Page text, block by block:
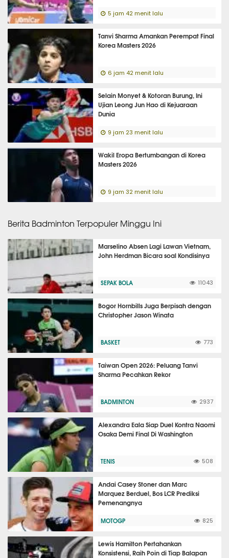
5 jam 42 menit lalu
Tanvi Sharma Amankan Perempat Final
Korea Masters 2026
6 jam 42 menit lalu
Selain Monyet & Kotoran Burung, Ini
Ujian Leong Jun Hao di Kejuaraan
Dunia
9 jam 23 menit lalu
Wakil Eropa Bertumbangan di Korea
Masters 2026
9 jam 32 menit lalu
Berita Badminton Terpopuler Minggu Ini
Marselino Absen Lagi Lawan Vietnam,
John Herdman Bicara soal Kondisinya
SEPAK BOLA 11043
Bogor Hornbills Juga Berpisah dengan
Christopher Jason Winata
BASKET 773
Taiwan Open 2026: Peluang Tanvi
Sharma Pecahkan Rekor
BADMINTON 2937
Alexandra Eala Siap Duel Kontra Naomi
Osaka Demi Final Di Washington
TENIS 508
Andai Casey Stoner dan Marc
Marquez Berduel, Bos LCR Prediksi
Pemenangnya
MOTOGP 825
Lewis Hamilton Pertahankan
Konsistensi, Raih Poin di Tiap Balapan